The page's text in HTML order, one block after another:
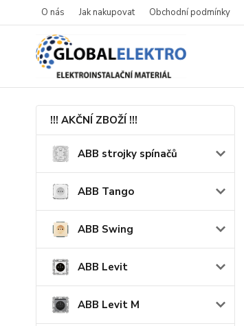
O nás Jak nakupovat Obchodní podmínky
!!! AKČNÍ ZBOŽÍ !!!
ABB strojky spínačů
ABB Tango
ABB Swing
ABB Levit
ABB Levit M